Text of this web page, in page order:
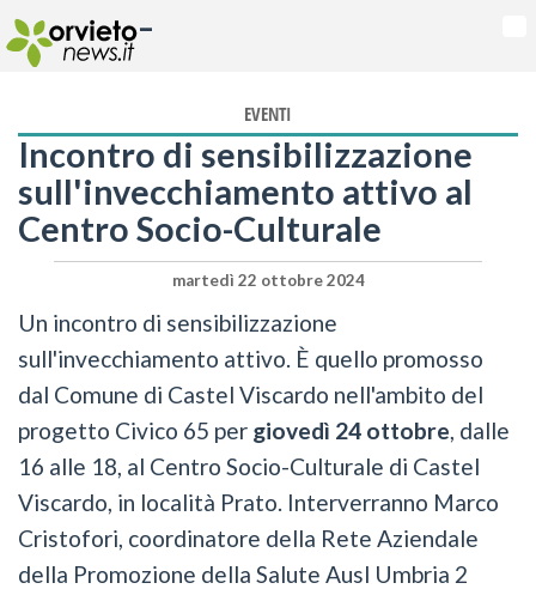
-
EVENTI
Incontro di sensibilizzazione
sull'invecchiamento attivo al
Centro Socio-Culturale
martedì 22 ottobre 2024
Un incontro di sensibilizzazione
sull'invecchiamento attivo. È quello promosso
dal Comune di Castel Viscardo nell'ambito del
progetto Civico 65 per giovedì 24 ottobre , dalle
16 alle 18, al Centro Socio-Culturale di Castel
Viscardo, in località Prato. Interverranno Marco
Cristofori, coordinatore della Rete Aziendale
della Promozione della Salute Ausl Umbria 2